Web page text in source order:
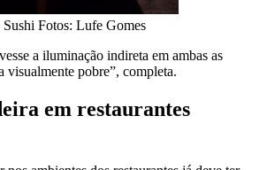
Fotos: Lufe Gomes
a iluminação indireta em ambas as
visualmente pobre”, completa.
em restaurantes